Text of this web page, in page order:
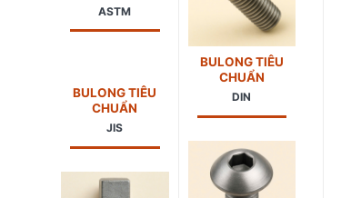
ASTM
BULONG TIÊU
CHUẨN
JIS
BULONG TIÊU
CHUẨN
DIN